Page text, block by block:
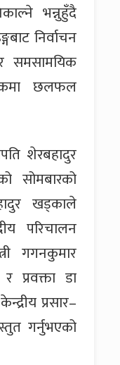
भन्नुहुँदै
निर्वाचन
समसामयिक
छलफल
शेरबहादुर
सोमबारको
खड्काले
परिचालन
गगनकुमार
प्रवक्ता डा
प्रसार–
गर्नुभएको